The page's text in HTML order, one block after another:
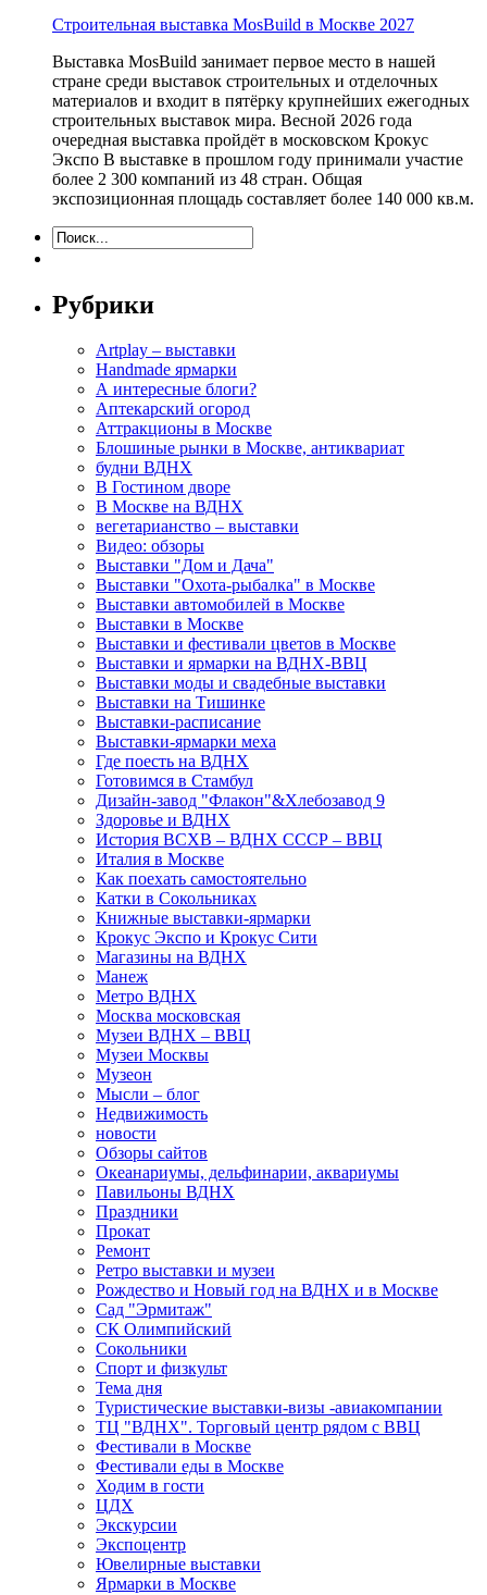
Строительная выставка MosBuild в Москве 2027
Выставка MosBuild занимает первое место в нашей
стране среди выставок строительных и отделочных
материалов и входит в пятёрку крупнейших ежегодных
строительных выставок мира. Весной 2026 года
очередная выставка пройдёт в московском Крокус
Экспо В выставке в прошлом году принимали участие
более 2 300 компаний из 48 стран. Общая
экспозиционная площадь составляет более 140 000 кв.м.
Рубрики
Artplay – выставки
Handmade ярмарки
А интересные блоги?
Аптекарский огород
Аттракционы в Москве
Блошиные рынки в Москве, антиквариат
будни ВДНХ
В Гостином дворе
В Москве на ВДНХ
вегетарианство – выставки
Видео: обзоры
Выставки "Дом и Дача"
Выставки "Охота-рыбалка" в Москве
Выставки автомобилей в Москве
Выставки в Москве
Выставки и фестивали цветов в Москве
Выставки и ярмарки на ВДНХ-ВВЦ
Выставки моды и свадебные выставки
Выставки на Тишинке
Выставки-расписание
Выставки-ярмарки меха
Где поесть на ВДНХ
Готовимся в Стамбул
Дизайн-завод "Флакон"&Хлебозавод 9
Здоровье и ВДНХ
История ВСХВ – ВДНХ СССР – ВВЦ
Италия в Москве
Как поехать самостоятельно
Катки в Сокольниках
Книжные выставки-ярмарки
Крокус Экспо и Крокус Сити
Магазины на ВДНХ
Манеж
Метро ВДНХ
Москва московская
Музеи ВДНХ – ВВЦ
Музеи Москвы
Музеон
Мысли – блог
Недвижимость
новости
Обзоры сайтов
Океанариумы, дельфинарии, аквариумы
Павильоны ВДНХ
Праздники
Прокат
Ремонт
Ретро выставки и музеи
Рождество и Новый год на ВДНХ и в Москве
Сад "Эрмитаж"
СК Олимпийский
Сокольники
Спорт и физкульт
Тема дня
Туристические выставки-визы -авиакомпании
ТЦ "ВДНХ". Торговый центр рядом с ВВЦ
Фестивали в Москве
Фестивали еды в Москве
Ходим в гости
ЦДХ
Экскурсии
Экспоцентр
Ювелирные выставки
Ярмарки в Москве